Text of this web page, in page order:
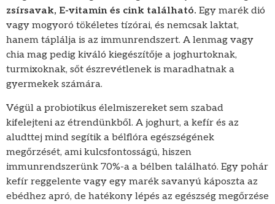
zsírsavak, E-vitamin és cink található. Egy marék dió
vagy mogyoró tökéletes tízórai, és nemcsak laktat,
hanem táplálja is az immunrendszert. A lenmag vagy
chia mag pedig kiváló kiegészítője a joghurtoknak,
turmixoknak, sőt észrevétlenek is maradhatnak a
gyermekek számára.
Végül a probiotikus élelmiszereket sem szabad
kifelejteni az étrendünkből. A joghurt, a kefír és az
aludttej mind segítik a bélflóra egészségének
megőrzését, ami kulcsfontosságú, hiszen
immunrendszerünk 70%-a a bélben található. Egy pohár
kefír reggelente vagy egy marék savanyú káposzta az
ebédhez apró, de hatékony lépés az egészség megőrzése